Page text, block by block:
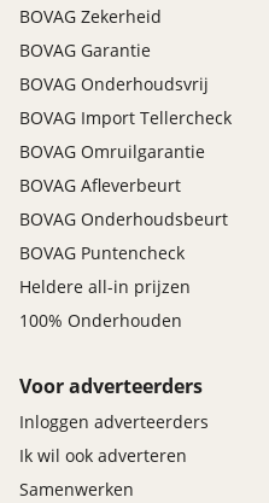
BOVAG Zekerheid
BOVAG Garantie
BOVAG Onderhoudsvrij
BOVAG Import Tellercheck
BOVAG Omruilgarantie
BOVAG Afleverbeurt
BOVAG Onderhoudsbeurt
BOVAG Puntencheck
Heldere all-in prijzen
100% Onderhouden
Voor adverteerders
Inloggen adverteerders
Ik wil ook adverteren
Samenwerken